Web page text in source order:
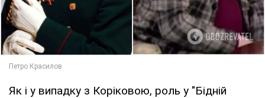
Як і у випадку з Коріковою, роль у "Бідній